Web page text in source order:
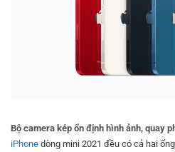
Bộ camera kép ổn định hình ảnh, quay
iPhone dòng mini 2021 đều có cả hai